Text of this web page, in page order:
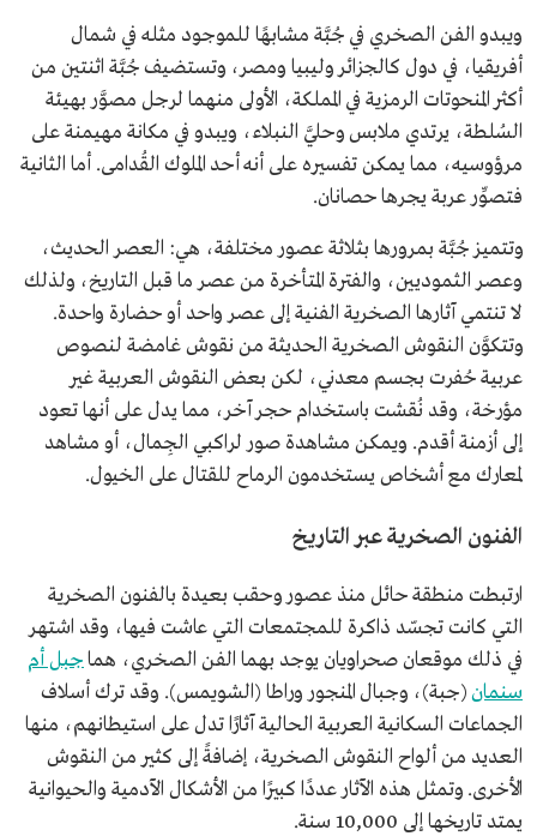
ويبدو الفن الصخري في جُبَّة مشابهًا للموجود مثله في شمال
أفريقيا، في دول كالجزائر وليبيا ومصر، وتستضيف جُبَّة اثنتين من
أكثر المنحوتات الرمزية في المملكة، الأولى منهما لرجل مصوَّر بهيئة
السُلطة، يرتدي ملابس وحليَّ النبلاء، ويبدو في مكانة مهيمنة على
مرؤوسيه، مما يمكن تفسيره على أنه أحد الملوك القُدامى. أما الثانية
فتصوِّر عربة يجرها حصانان.
وتتميز جُبَّة بمرورها بثلاثة عصور مختلفة، هي: العصر الحديث،
وعصر الثموديين، والفترة المتأخرة من عصر ما قبل التاريخ، ولذلك
لا تنتمي آثارها الصخرية الفنية إلى عصر واحد أو حضارة واحدة.
وتتكوَّن النقوش الصخرية الحديثة من نقوش غامضة لنصوص
عربية حُفرت بجسم معدني، لكن بعض النقوش العربية غير
مؤرخة، وقد نُقشت باستخدام حجر آخر، مما يدل على أنها تعود
إلى أزمنة أقدم. ويمكن مشاهدة صور لراكبي الجِمال، أو مشاهد
لمعارك مع أشخاص يستخدمون الرماح للقتال على الخيول.
الفنون الصخرية عبر التاريخ
ارتبطت منطقة حائل منذ عصور وحقب بعيدة بالفنون الصخرية
التي كانت تجسّد ذاكرة للمجتمعات التي عاشت فيها، وقد اشتهر
في ذلك موقعان صحراويان يوجد بهما الفن الصخري، هماجبل أم
سنمان(جبة)، وجبال المنجور وراطا (الشويمس). وقد ترك أسلاف
الجماعات السكانية العربية الحالية آثارًا تدل على استيطانهم، منها
العديد من ألواح النقوش الصخرية، إضافةً إلى كثير من النقوش
الأخرى. وتمثل هذه الآثار عددًا كبيرًا من الأشكال الآدمية والحيوانية
يمتد تاريخها إلى 10,000 سنة.